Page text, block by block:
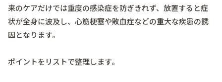
来のケアだけでは重度の感染症を防ぎきれず、放置すると症
状が全身に波及し、心筋梗塞や敗血症などの重大な疾患の誘
因となります。
ポイントをリストで整理します。